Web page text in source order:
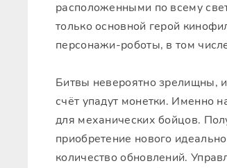
расположенными по всему
только основной герой
персонажи-роботы, в том
Битвы невероятно зрелищны,
счёт упадут монетки. Именно
для механических бойцов.
приобретение нового
количество обновлений.